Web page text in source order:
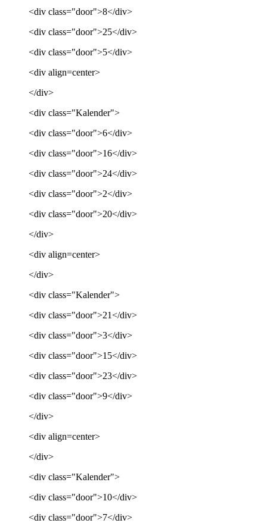
<div class="door">8</div>
<div class="door">25</div>
<div class="door">5</div>
<div align=center>
</div>
<div class="Kalender">
<div class="door">6</div>
<div class="door">16</div>
<div class="door">24</div>
<div class="door">2</div>
<div class="door">20</div>
</div>
<div align=center>
</div>
<div class="Kalender">
<div class="door">21</div>
<div class="door">3</div>
<div class="door">15</div>
<div class="door">23</div>
<div class="door">9</div>
</div>
<div align=center>
</div>
<div class="Kalender">
<div class="door">10</div>
<div class="door">7</div>